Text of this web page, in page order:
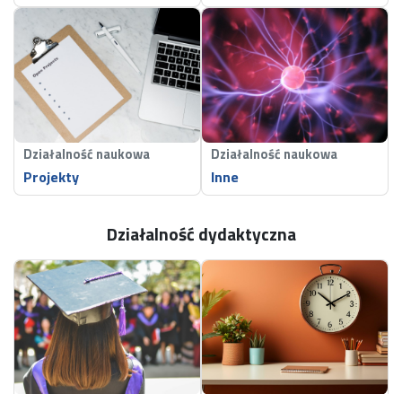
Działalność naukowa
Projekty
Działalność naukowa
Inne
Działalność dydaktyczna